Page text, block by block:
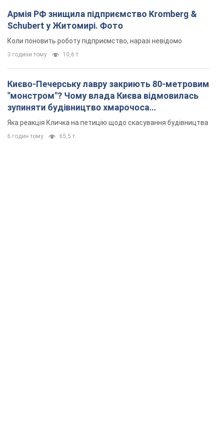
Армія РФ знищила підприємство Kromberg &
Schubert у Житомирі. Фото
Коли поновить роботу підприємство, наразі невідомо
3 години тому 10,6 т.
Києво-Печерську лавру закриють 80-метровим
"монстром"? Чому влада Києва відмовилась
зупиняти будівництво хмарочоса
"московського вірянина"
Яка реакція Кличка на петицію щодо скасування будівництва
6 годин тому 65,5 т.